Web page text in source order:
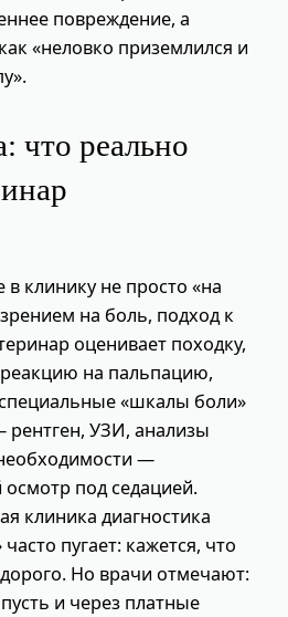
повреждение, а
«неловко приземлился и
что реально
клинику не просто «на
на боль, подход к
оценивает походку,
на пальпацию,
«шкалы боли»
УЗИ, анализы
—
осмотр под седацией.
клиника диагностика
пугает: кажется, что
Но врачи отмечают:
и через платные